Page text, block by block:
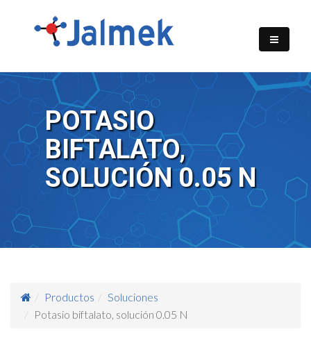
POTASIO
BIFTALATO,
SOLUCIÓN 0.05 N
Productos
Soluciones
Potasio biftalato, solución 0.05 N